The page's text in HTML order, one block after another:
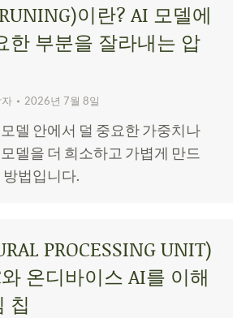
이란? AI 모델에
한 부분을 잘라내는 압
2026년 7월 8일
델 안에서 덜 중요한 가중치나
델을 더 희소하고 가볍게 만드
방법입니다.
PROCESSING UNIT)
와 온디바이스 AI를 이해
칩